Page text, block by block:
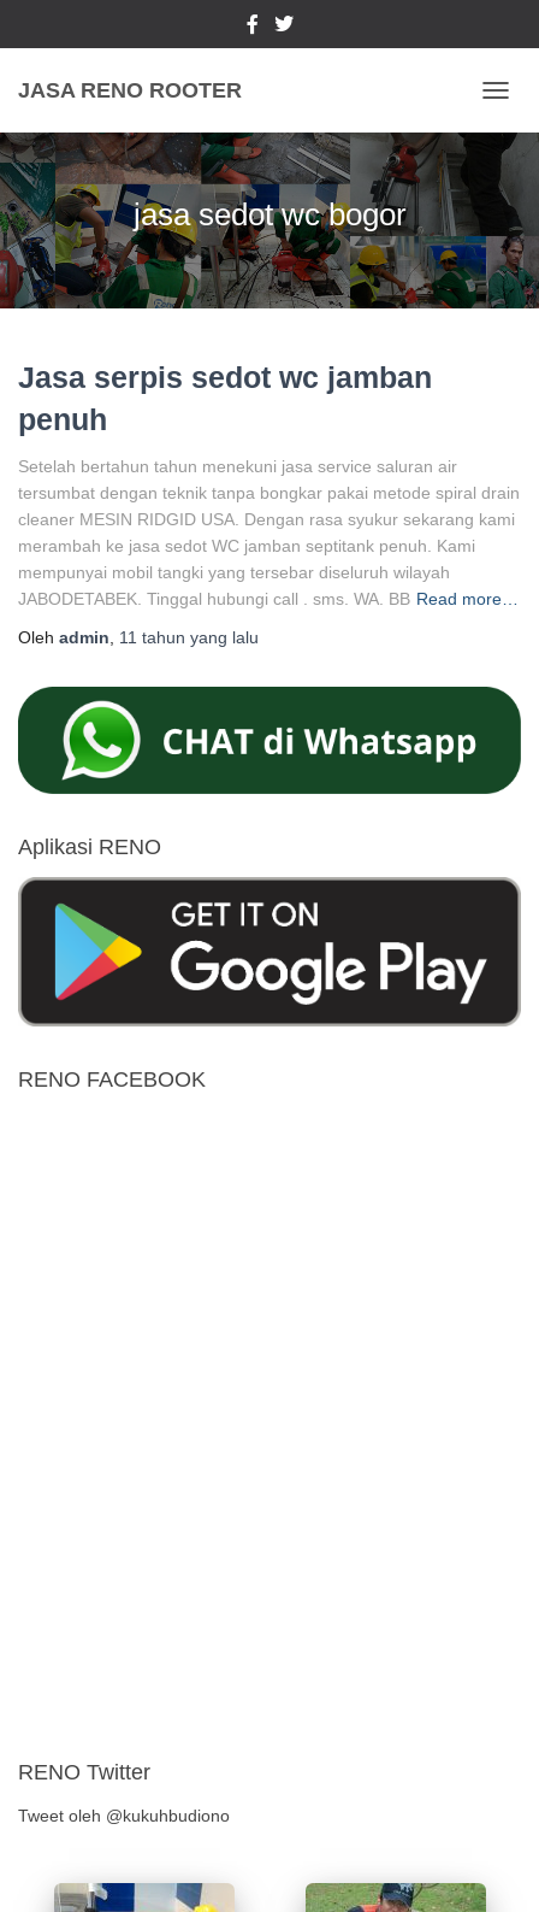
JASA RENO ROOTER
jasa sedot wc bogor
Jasa serpis sedot wc jamban
penuh
Setelah bertahun tahun menekuni jasa service saluran air
tersumbat dengan teknik tanpa bongkar pakai metode spiral drain
cleaner MESIN RIDGID USA. Dengan rasa syukur sekarang kami
merambah ke jasa sedot WC jamban septitank penuh. Kami
mempunyai mobil tangki yang tersebar diseluruh wilayah
JABODETABEK. Tinggal hubungi call . sms. WA. BB Read more…
Oleh admin 11 tahun yang lalu
Aplikasi RENO
RENO FACEBOOK
RENO Twitter
Tweet oleh @kukuhbudiono